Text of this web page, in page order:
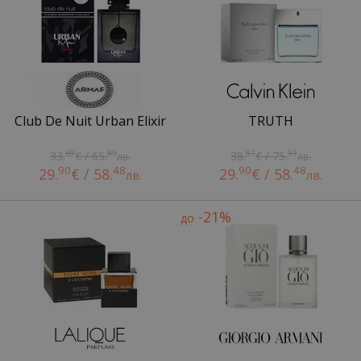
Club De Nuit Urban Elixir
33.69€ / 65.89лв.
29.90€ / 58.48лв.
TRUTH
38.81€ / 75.91лв.
29.90€ / 58.48лв.
до -21%